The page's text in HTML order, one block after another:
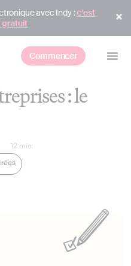
avec Indy :c’est
gratuit
Commencer
: le
12 min